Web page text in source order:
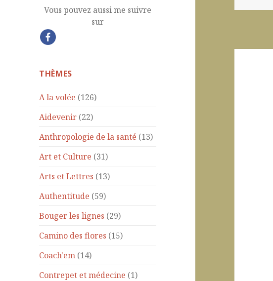
Vous pouvez aussi me suivre
sur
THÈMES
A la volée (126)
Aidevenir (22)
Anthropologie de la santé (13)
Art et Culture (31)
Arts et Lettres (13)
Authentitude (59)
Bouger les lignes (29)
Camino des flores (15)
Coach'em (14)
Contrepet et médecine (1)